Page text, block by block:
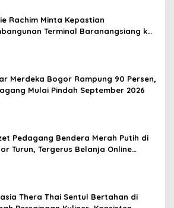
Rachim Minta Kepastian
Terminal Baranangsiang ke
Merdeka Bogor Rampung 90 Persen,
Mulai Pindah September 2026
Pedagang Bendera Merah Putih di
Turun, Tergerus Belanja Online
Thera Thai Sentul Bertahan di